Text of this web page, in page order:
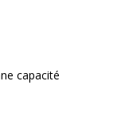
capacité